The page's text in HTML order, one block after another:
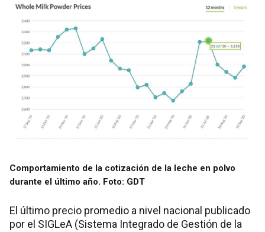
Comportamiento de la cotización de la leche en polvo
durante el último año. Foto: GDT
El último precio promedio a nivel nacional publicado
por el SIGLeA (Sistema Integrado de Gestión de la